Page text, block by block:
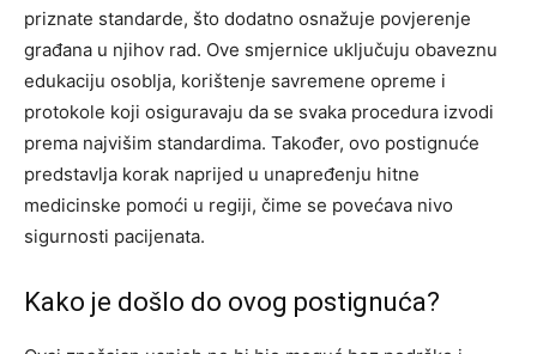
priznate standarde, što dodatno osnažuje povjerenje
građana u njihov rad. Ove smjernice uključuju obaveznu
edukaciju osoblja, korištenje savremene opreme i
protokole koji osiguravaju da se svaka procedura izvodi
prema najvišim standardima. Također, ovo postignuće
predstavlja korak naprijed u unapređenju hitne
medicinske pomoći u regiji, čime se povećava nivo
sigurnosti pacijenata.
Kako je došlo do ovog postignuća?